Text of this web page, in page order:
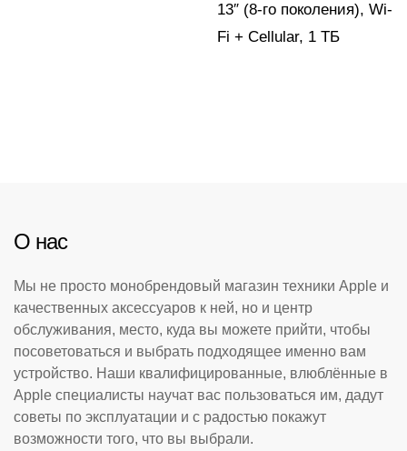
13″ (8-го поколения), Wi-
Fi + Cellular, 1 ТБ
О нас
Мы не просто монобрендовый магазин техники Apple и
качественных аксессуаров к ней, но и центр
обслуживания, место, куда вы можете прийти, чтобы
посоветоваться и выбрать подходящее именно вам
устройство. Наши квалифицированные, влюблённые в
Apple специалисты научат вас пользоваться им, дадут
советы по эксплуатации и с радостью покажут
возможности того, что вы выбрали.